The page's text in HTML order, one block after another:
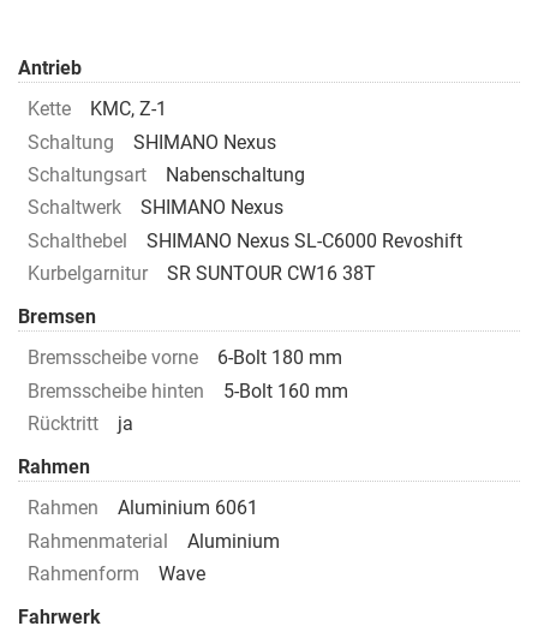
Antrieb
Kette
KMC, Z-1
Schaltung
SHIMANO Nexus
Schaltungsart
Nabenschaltung
Schaltwerk
SHIMANO Nexus
Schalthebel
SHIMANO Nexus SL-C6000 Revoshift
Kurbelgarnitur
SR SUNTOUR CW16 38T
Bremsen
Bremsscheibe vorne
6-Bolt 180 mm
Bremsscheibe hinten
5-Bolt 160 mm
Rücktritt
ja
Rahmen
Rahmen
Aluminium 6061
Rahmenmaterial
Aluminium
Rahmenform
Wave
Fahrwerk